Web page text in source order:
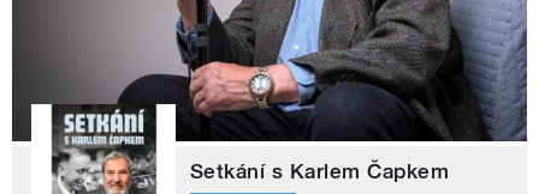
Setkání s Karlem Čapkem